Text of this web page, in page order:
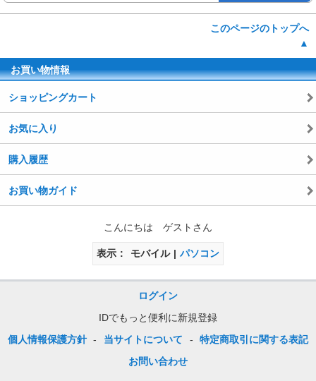
このページのトップへ
▲
お買い物情報
ショッピングカート
お気に入り
購入履歴
お買い物ガイド
こんにちは ゲストさん
表示 モバイル パソコン
ログイン
IDでもっと便利に新規登録
個人情報保護方針 - 当サイトについて -
特定商取引に関する表記
お問い合わせ